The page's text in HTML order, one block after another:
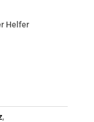
Helfer
,